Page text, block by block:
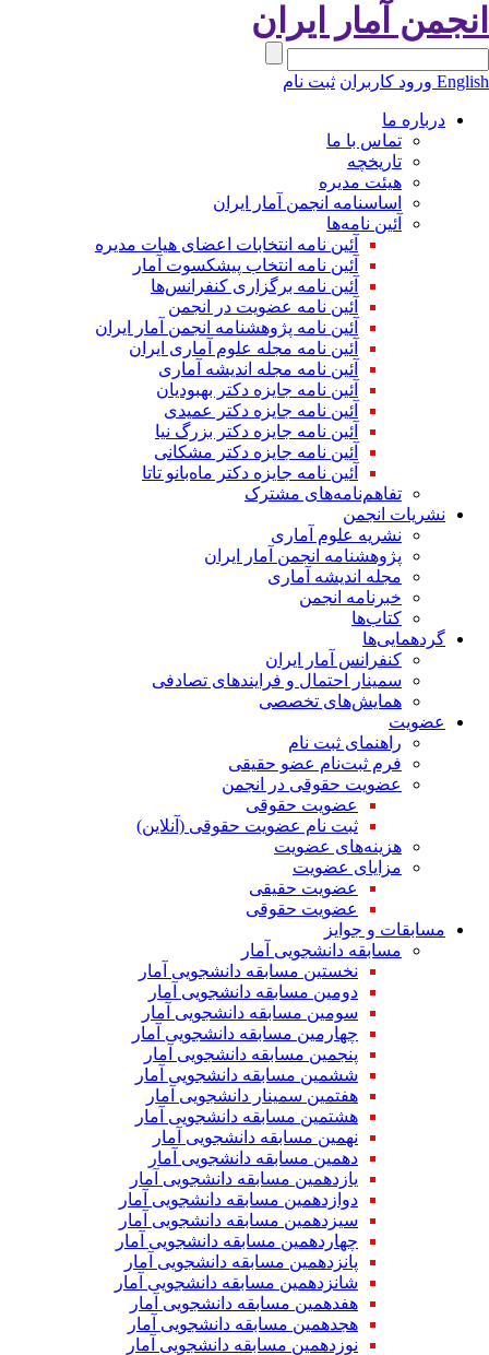
آمار ایران
ورود کاربران ثبت نام
درباره ما
تماس با ما
تاریخچه
هیئت مدیره
اساسنامه انجمن آمار ایران
آئین نامه‌ها
آئین نامه انتخابات اعضای هیات مدیره
آئین نامه انتخاب پیشکسوت آمار
آئین نامه برگزاری کنفرانس‌ها
آئین نامه عضویت در انجمن
آئین نامه پژوهشنامه انجمن آمار ایران
آئین نامه مجله علوم آماری ایران
آئین نامه مجله اندیشه آماری
آئین‌ نامه جایزه دکتر بهبودیان
آئین نامه جایزه دکتر عمیدی
آئین نامه جایزه دکتر بزرگ نیا
آئین نامه جایزه دکتر مشکانی
آئین نامه جایزه دکتر ماه‌بانو تاتا
تفاهم‌نامه‌های مشترک
نشریات انجمن
نشریه علوم آماری
پژوهشنامه انجمن آمار ایران
مجله اندیشه آماری
خبرنامه انجمن
کتاب‌ها
گردهمایی‌ها
کنفرانس آمار ایران
سمینار احتمال و فرایندهای تصادفی
همایش‌های تخصصی
عضویت
راهنمای ثبت نام
فرم ثبت‌نام عضو حقیقی
عضویت حقوقی در انجمن
عضویت حقوقی
ثبت نام عضویت حقوقی (آنلاین)
هزینه‌های عضویت
مزایای عضویت
عضویت حقیقی
عضویت حقوقی
مسابقات و جوایز
مسابقه دانشجویی آمار
نخستین مسابقه دانشجویی آمار
دومین مسابقه دانشجویی آمار
سومین مسابقه دانشجویی آمار
چهارمین مسابقه دانشجویی آمار
پنجمین مسابقه دانشجویی آمار
ششمین مسابقه دانشجویی آمار
هفتمین سمینار دانشجویی آمار
هشتمین مسابقه دانشجویی آمار
نهمین مسابقه دانشجویی آمار
دهمین مسابقه دانشجویی آمار
یازدهمین مسابقه دانشجویی آمار
دوازدهمین مسابقه دانشجویی آمار
سیزدهمین مسابقه دانشجویی آمار
چهاردهمین مسابقه دانشجویی آمار
پانزدهمین مسابقه دانشجویی آمار
شانزدهمین مسابقه دانشجویی آمار
هفدهمین مسابقه دانشجویی آمار
هجدهمین مسابقه دانشجویی آمار
نوزدهمین مسابقه دانشجویی آمار